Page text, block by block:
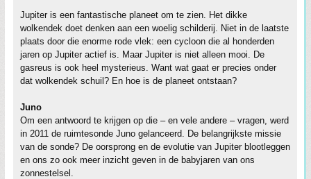
Jupiter is een fantastische planeet om te zien. Het dikke
wolkendek doet denken aan een woelig schilderij. Niet in de laatste
plaats door die enorme rode vlek: een cycloon die al honderden
jaren op Jupiter actief is. Maar Jupiter is niet alleen mooi. De
gasreus is ook heel mysterieus. Want wat gaat er precies onder
dat wolkendek schuil? En hoe is de planeet ontstaan?
Juno
Om een antwoord te krijgen op die – en vele andere – vragen, werd
in 2011 de ruimtesonde Juno gelanceerd. De belangrijkste missie
van de sonde? De oorsprong en de evolutie van Jupiter blootleggen
en ons zo ook meer inzicht geven in de babyjaren van ons
zonnestelsel.